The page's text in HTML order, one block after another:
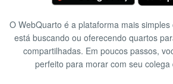
O WebQuarto é a plataforma mais
está buscando ou oferecendo quartos
compartilhadas. Em poucos passos,
perfeito para morar com seu colega